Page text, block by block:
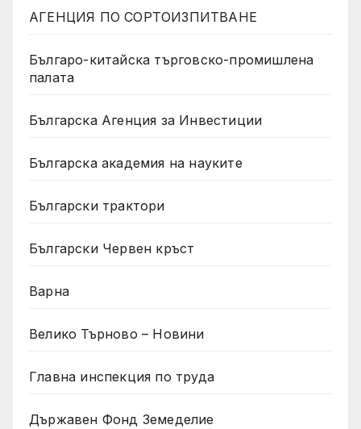
АГЕНЦИЯ ПО СОРТОИЗПИТВАНЕ
Българо-китайска търговско-промишлена
палата
Българска Агенция за Инвестиции
Българска академия на науките
Български трактори
Български Червен кръст
Варна
Велико Търново – Новини
Главна инспекция по труда
Държавен Фонд Земеделие